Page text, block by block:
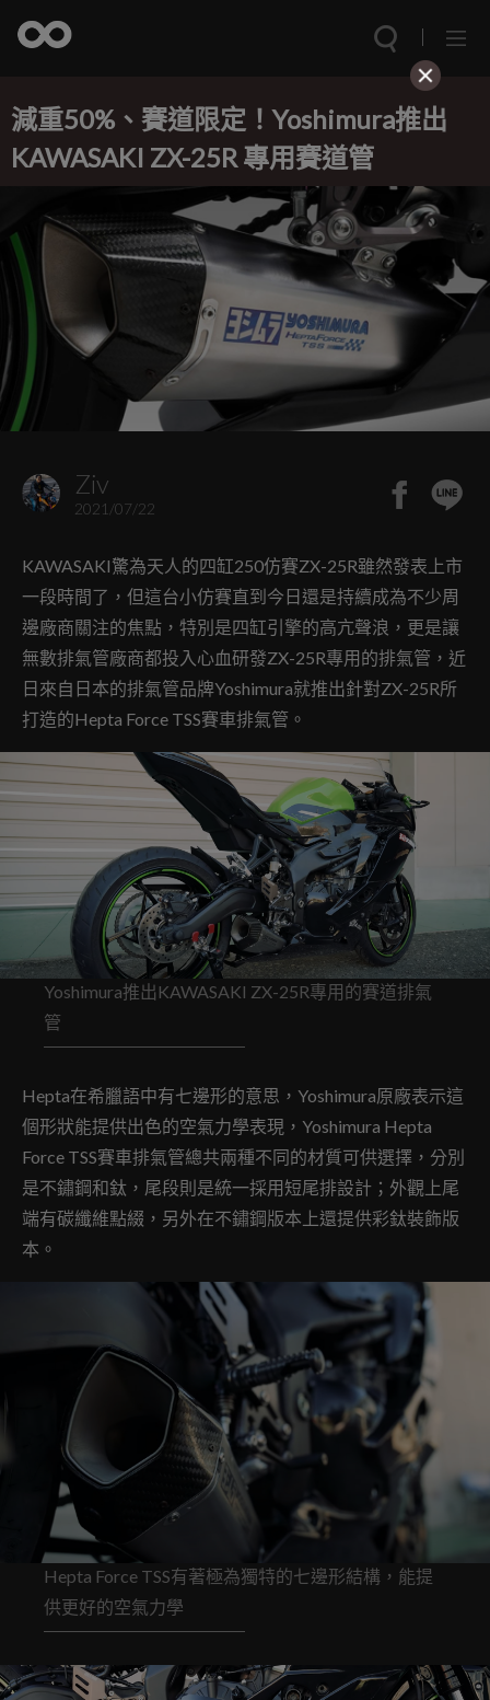
減重50%、賽道限定！Yoshimura推出
KAWASAKI ZX-25R 專用賽道管
Ziv
2021/07/22
KAWASAKI驚為天人的四缸250仿賽ZX-25R雖然發表上市
一段時間了，但這台小仿賽直到今日還是持續成為不少周
邊廠商關注的焦點，特別是四缸引擎的高亢聲浪，更是讓
無數排氣管廠商都投入心血研發ZX-25R專用的排氣管，近
日來自日本的排氣管品牌Yoshimura就推出針對ZX-25R所
打造的Hepta Force TSS賽車排氣管。
Yoshimura推出KAWASAKI ZX-25R專用的賽道排氣
管
Hepta在希臘語中有七邊形的意思，Yoshimura原廠表示這
個形狀能提供出色的空氣力學表現，Yoshimura Hepta
Force TSS賽車排氣管總共兩種不同的材質可供選擇，分別
是不鏽鋼和鈦，尾段則是統一採用短尾排設計；外觀上尾
端有碳纖維點綴，另外在不鏽鋼版本上還提供彩鈦裝飾版
本。
Hepta Force TSS有著極為獨特的七邊形結構，能提
供更好的空氣力學